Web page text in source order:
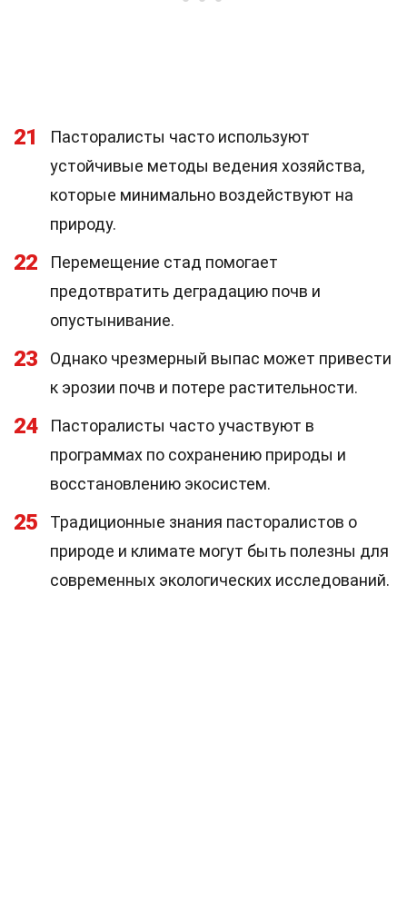
21
Пасторалисты часто используют
устойчивые методы ведения хозяйства,
которые минимально воздействуют на
природу.
22
Перемещение стад помогает
предотвратить деградацию почв и
опустынивание.
23
Однако чрезмерный выпас может привести
к эрозии почв и потере растительности.
24
Пасторалисты часто участвуют в
программах по сохранению природы и
восстановлению экосистем.
25
Традиционные знания пасторалистов о
природе и климате могут быть полезны для
современных экологических исследований.